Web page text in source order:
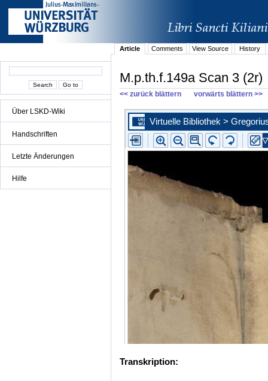
Über LSKD-Wiki
Handschriften
Letzte Änderungen
Hilfe
Article Comments View Source History
M.p.th.f.149a Scan 3 (2r)
<< zurück blättern vorwärts blättern >>
Transkription: